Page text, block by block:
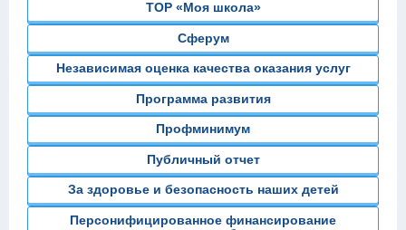
ТОР «Моя школа»
Сферум
Независимая оценка качества оказания услуг
Программа развития
Профминимум
Публичный отчет
За здоровье и безопасность наших детей
Персонифицированное финансирование